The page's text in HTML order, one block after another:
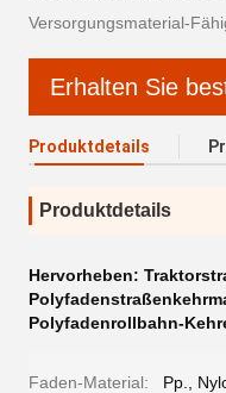
Versorgungsmaterial-
Erhalten Sie
Produktdetails
Produktdetails
Hervorheben:
Polyfadenrollbahn-
Faden-Material: Pp.,